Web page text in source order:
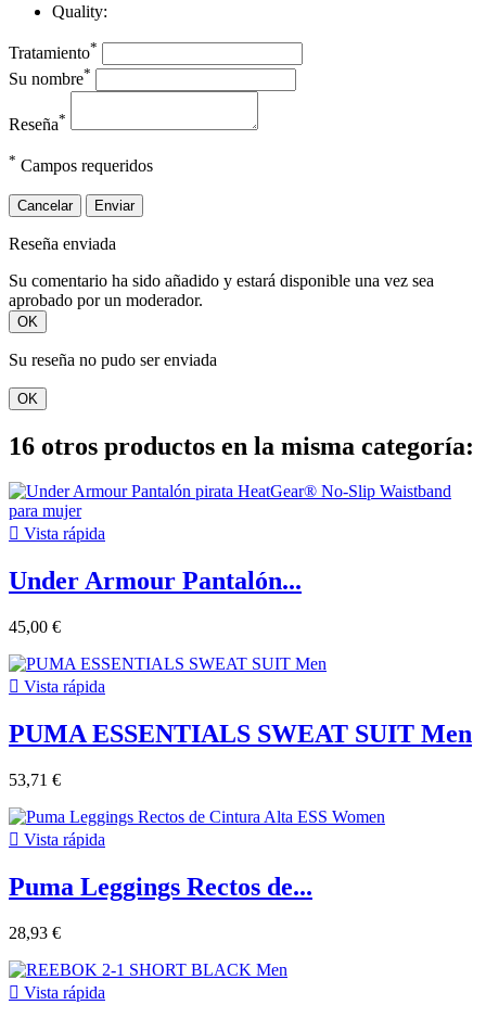
Quality:
Tratamiento*
Su nombre*
Reseña*
* Campos requeridos
Cancelar Enviar
Reseña enviada
Su comentario ha sido añadido y estará disponible una vez sea
aprobado por un moderador.
OK
Su reseña no pudo ser enviada
OK
16 otros productos en la misma categoría:
 Vista rápida
Under Armour Pantalón...
45,00 €
 Vista rápida
PUMA ESSENTIALS SWEAT SUIT Men
53,71 €
 Vista rápida
Puma Leggings Rectos de...
28,93 €
 Vista rápida